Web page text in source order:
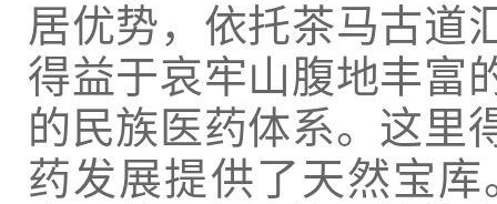
居优势，依托茶马古道
得益于哀牢山腹地丰富
的民族医药体系。这里
药发展提供了天然宝